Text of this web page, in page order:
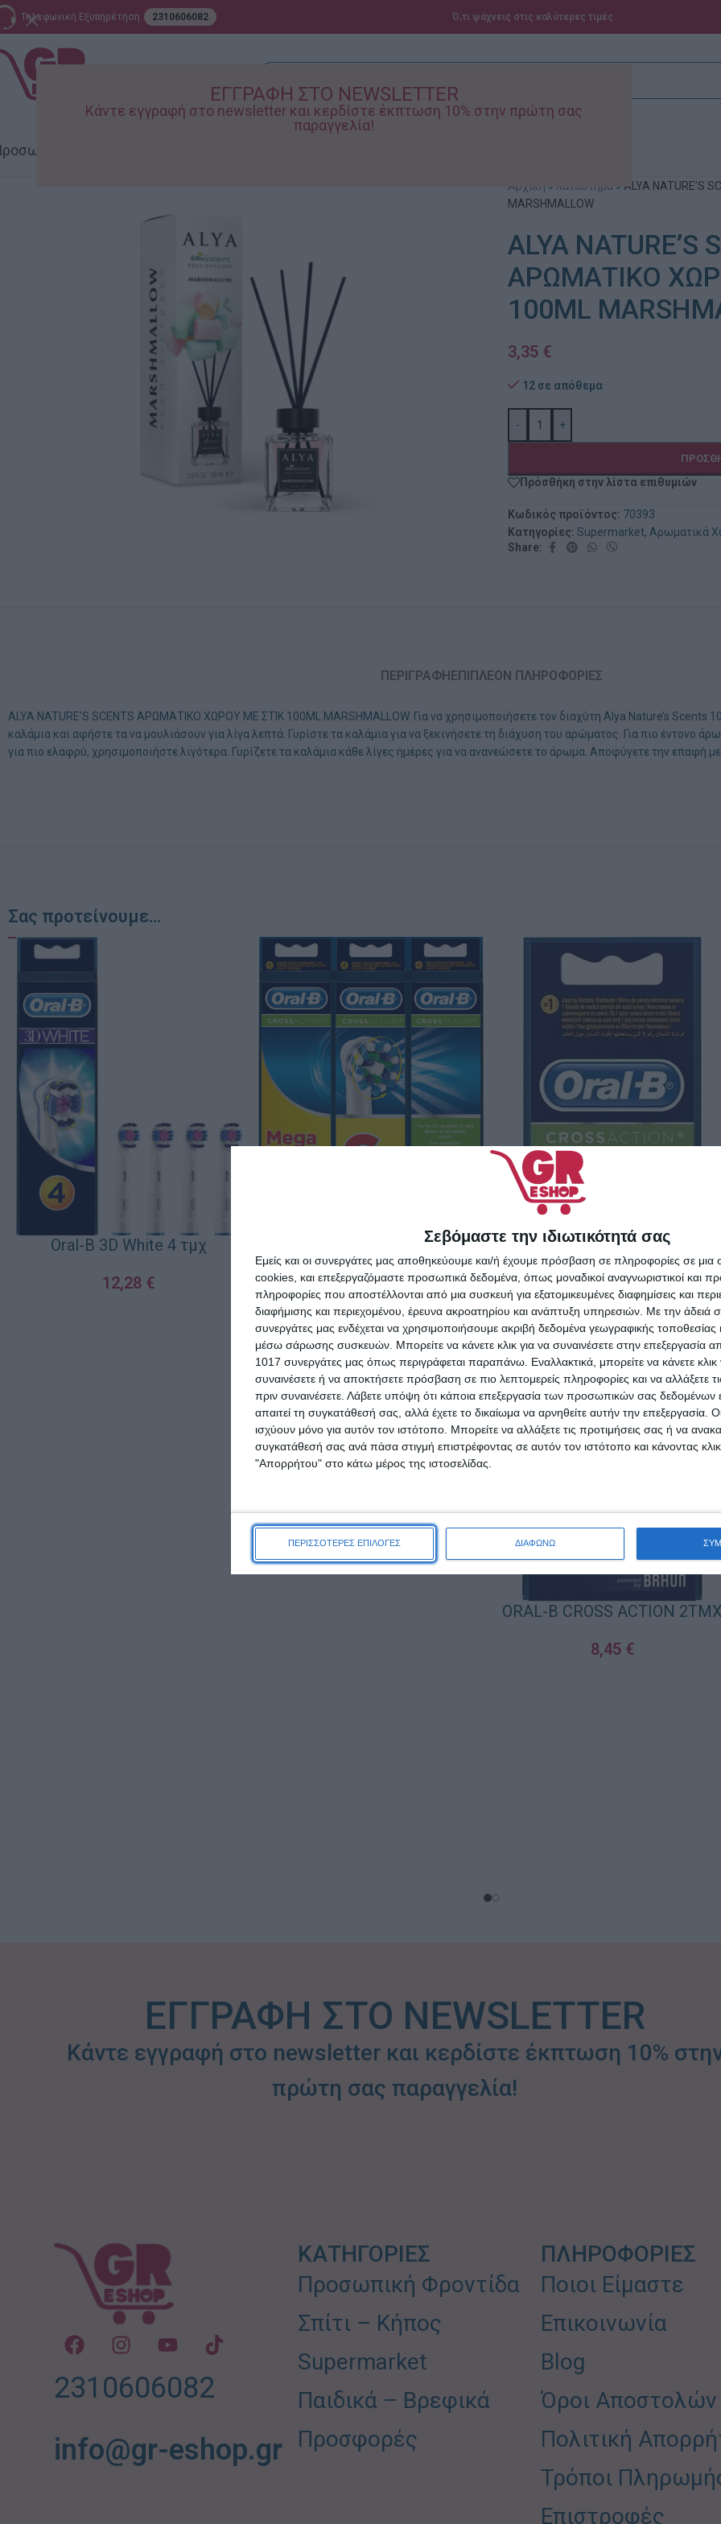
ΕΓΓΡΑΦΗ ΣΤΟ NEWSLETTER
Κάντε εγγραφή στο newsletter και κερδίστε έκπτωση 10% στην πρώτη σας
παραγγελία!
Σεβόμαστε την ιδιωτικότητά σας
Εμείς και οι συνεργάτες μας αποθηκεύουμε και/ή έχουμε πρόσβαση σε πληροφορίες σε
cookies, και επεξεργαζόμαστε προσωπικά δεδομένα, όπως μοναδικοί αναγνωριστικοί και
πληροφορίες που αποστέλλονται από μια συσκευή για εξατομικευμένες διαφημίσεις και
διαφήμισης και περιεχομένου, έρευνα ακροατηρίου και ανάπτυξη υπηρεσιών. Με την άδειά
συνεργάτες μας ενδέχεται να χρησιμοποιήσουμε ακριβή δεδομένα γεωγραφικής τοποθεσίας
μέσω σάρωσης συσκευών. Μπορείτε να κάνετε κλικ για να συναινέσετε στην επεξεργασία
1017 συνεργάτες μας όπως περιγράφεται παραπάνω. Εναλλακτικά, μπορείτε να κάνετε κλικ
συναινέσετε ή να αποκτήσετε πρόσβαση σε πιο λεπτομερείς πληροφορίες και να αλλάξετε
πριν συναινέσετε. Λάβετε υπόψη ότι κάποια επεξεργασία των προσωπικών σας δεδομένων
απαιτεί τη συγκατάθεσή σας, αλλά έχετε το δικαίωμα να αρνηθείτε αυτήν την επεξεργασία.
ισχύουν μόνο για αυτόν τον ιστότοπο. Μπορείτε να αλλάξετε τις προτιμήσεις σας ή να
συγκατάθεσή σας ανά πάσα στιγμή επιστρέφοντας σε αυτόν τον ιστότοπο και κάνοντας
"Απορρήτου" στο κάτω μέρος της ιστοσελίδας.
ΠΕΡΙΣΣΟΤΕΡΕΣ ΕΠΙΛΟΓΕΣ ΔΙΑΦΩΝΩ
Τηλεφωνική Εξυπηρέτηση 2310606082 Ό,τι ψάχνεις στις καλύτερες τιμές
Φροντίδα
Αρχική » Κατάστημα » ALYA NATURE’S
MARSHMALLOW
ALYA NATURE’S
ΑΡΩΜΑΤΙΚΟ
100ML
3,35 €
12 σε απόθεμα
- +
Πρόσθήκη στην λίστα επιθυμιών
Κωδικός προϊόντος: 70393
Κατηγορίες: Supermarket, Αρωματικά
Share:
ΠΕΡΙΓΡΑΦΉ ΕΠΙΠΛΈΟΝ ΠΛΗΡΟΦΟΡΊΕΣ
ALYA NATURE’S SCENTS ΑΡΩΜΑΤΙΚΟ ΧΩΡΟΥ ΜΕ ΣΤΙΚ 100ML MARSHMALLOW. Για να χρησιμοποιήσετε τον διαχύτη Alya Nature’s Scents
καλάμια και αφήστε τα να μουλιάσουν για λίγα λεπτά. Γυρίστε τα καλάμια για να ξεκινήσετε τη διάχυση του αρώματος. Για πιο έντονο
για πιο ελαφρύ, χρησιμοποιήστε λιγότερα. Γυρίζετε τα καλάμια κάθε λίγες ημέρες για να ανανεώσετε το άρωμα. Αποφύγετε την επαφή με
Σας προτείνουμε...
Oral-B 3D White 4 τμχ
12,28 €
Cross Action Ανταλλακτικές
20,12€
ΠΡΟΣΘΉΚΗ ΣΤΟ ΚΑΛΆΘΙ
ORAL-B CROSS ACTION 2TMX
8,45 €
ΕΓΓΡΑΦΗ ΣΤΟ NEWSLETTER
Κάντε εγγραφή στο newsletter και κερδίστε έκπτωση 10%
πρώτη σας παραγγελία!
2310606082
info@gr-eshop.gr
ΚΑΤΗΓΟΡΙΕΣ
Προσωπική Φροντίδα
Σπίτι – Κήπος
Supermarket
Παιδικά – Βρεφικά
Προσφορές
ΠΛΗΡΟΦΟΡΙΕΣ
Ποιοι Είμαστε
Επικοινωνία
Blog
Όροι Αποστολών
Πολιτική
Τρόποι
Επιστροφές